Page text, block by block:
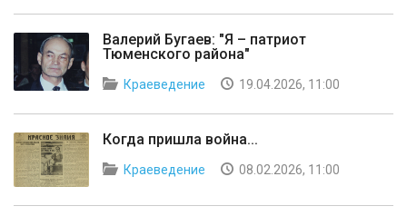
Валерий Бугаев: "Я – патриот
Тюменского района"
Краеведение 19.04.2026, 11:00
Когда пришла война...
Краеведение 08.02.2026, 11:00